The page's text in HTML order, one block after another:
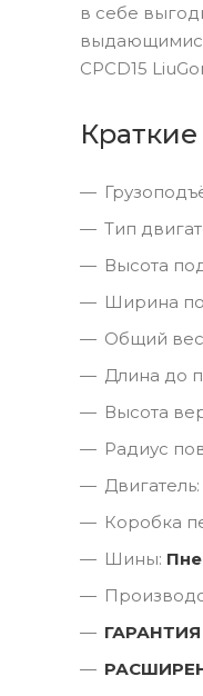
в себе
CPCD15
Краткие
Тип
Высота
Ширина
Общий вес
Длина до
Высота
Радиус
Коробка
Шины: